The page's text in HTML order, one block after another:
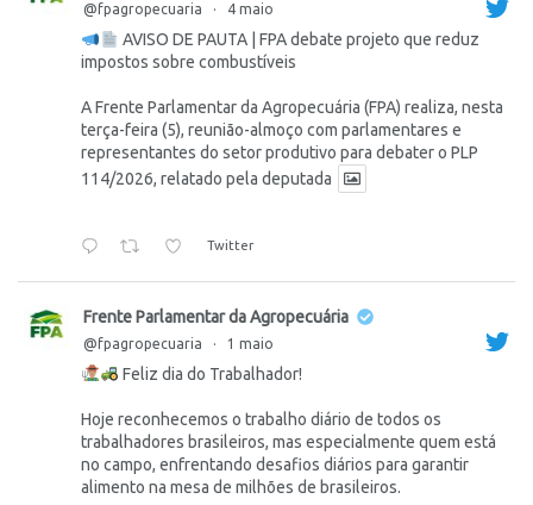
@fpagropecuaria · 4 maio
AVISO DE PAUTA | FPA debate projeto que reduz
impostos sobre combustíveis
A Frente Parlamentar da Agropecuária (FPA) realiza, nesta
terça-feira (5), reunião-almoço com parlamentares e
representantes do setor produtivo para debater o PLP
114/2026, relatado pela deputada
Twitter
Frente Parlamentar da Agropecuária
@fpagropecuaria · 1 maio
Feliz dia do Trabalhador!
Hoje reconhecemos o trabalho diário de todos os
trabalhadores brasileiros, mas especialmente quem está
no campo, enfrentando desafios diários para garantir
alimento na mesa de milhões de brasileiros.